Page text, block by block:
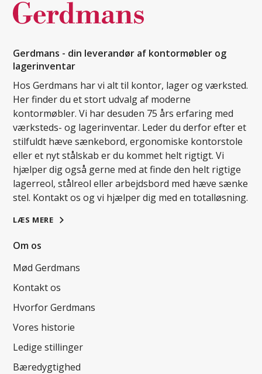
Gerdmans - din leverandør af kontormøbler og
lagerinventar
Hos Gerdmans har vi alt til kontor, lager og værksted.
Her finder du et stort udvalg af moderne
kontormøbler. Vi har desuden 75 års erfaring med
værksteds- og lagerinventar. Leder du derfor efter et
stilfuldt hæve sænkebord, ergonomiske kontorstole
eller et nyt stålskab er du kommet helt rigtigt. Vi
hjælper dig også gerne med at finde den helt rigtige
lagerreol, stålreol eller arbejdsbord med hæve sænke
stel. Kontakt os og vi hjælper dig med en totalløsning.
LÆS MERE
Om os
Mød Gerdmans
Kontakt os
Hvorfor Gerdmans
Vores historie
Ledige stillinger
Bæredygtighed